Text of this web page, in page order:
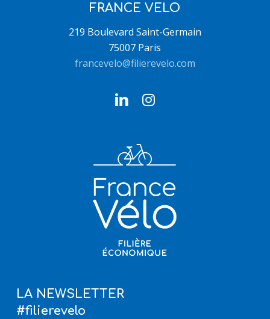
FRANCE VELO
219 Boulevard Saint-Germain
75007 Paris
francevelo@filierevelo.com
LA NEWSLETTER
#filierevelo